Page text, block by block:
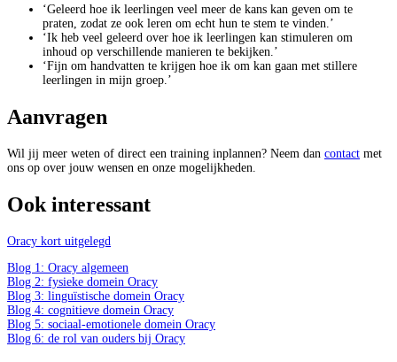
‘Geleerd hoe ik leerlingen veel meer de kans kan geven om te
praten, zodat ze ook leren om echt hun te stem te vinden.’
‘Ik heb veel geleerd over hoe ik leerlingen kan stimuleren om
inhoud op verschillende manieren te bekijken.’
‘Fijn om handvatten te krijgen hoe ik om kan gaan met stillere
leerlingen in mijn groep.’
Aanvragen
Wil jij meer weten of direct een training inplannen? Neem dan contact met
ons op over jouw wensen en onze mogelijkheden.
Ook interessant
Oracy kort uitgelegd
Blog 1: Oracy algemeen
Blog 2: fysieke domein Oracy
Blog 3: linguïstische domein Oracy
Blog 4: cognitieve domein Oracy
Blog 5: sociaal-emotionele domein Oracy
Blog 6: de rol van ouders bij Oracy